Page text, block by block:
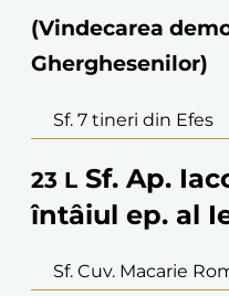
(Vindecarea
Gherghesenilor)
Sf. 7 tineri din Efes
23 L Sf. Ap.
întâiul ep. al
Sf. Cuv. Macarie